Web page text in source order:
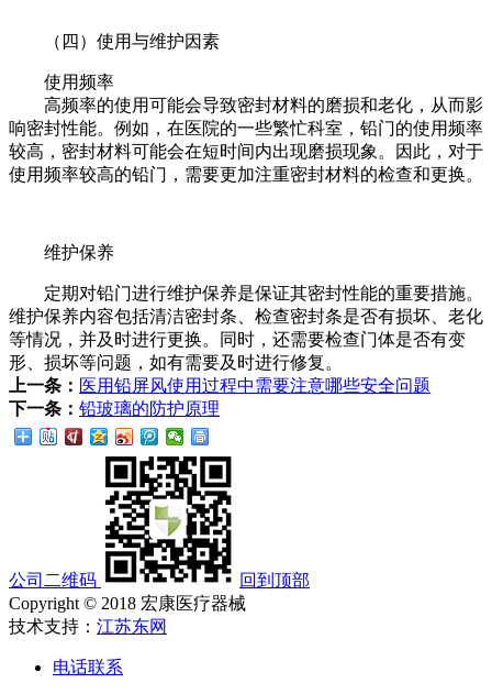
（四）使用与维护因素
使用频率
高频率的使用可能会导致密封材料的磨损和老化，从而影
响密封性能。例如，在医院的一些繁忙科室，铅门的使用频率
较高，密封材料可能会在短时间内出现磨损现象。因此，对于
使用频率较高的铅门，需要更加注重密封材料的检查和更换。
维护保养
定期对铅门进行维护保养是保证其密封性能的重要措施。
维护保养内容包括清洁密封条、检查密封条是否有损坏、老化
等情况，并及时进行更换。同时，还需要检查门体是否有变
形、损坏等问题，如有需要及时进行修复。
上一条： 医用铅屏风使用过程中需要注意哪些安全问题
下一条： 铅玻璃的防护原理
公司二维码
回到顶部
Copyright © 2018 宏康医疗器械
技术支持： 江苏东网
电话联系